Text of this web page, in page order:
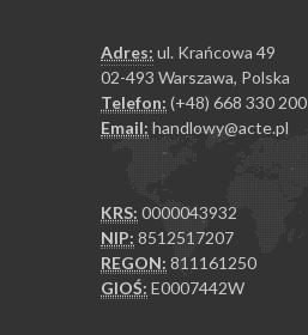
Adres: ul. Krańcowa 49
02-493 Warszawa, Polska
Telefon: (+48) 668 330 200
Email: handlowy@acte.pl
KRS: 0000043932
NIP: 8512517207
REGON: 811161250
GIOŚ: E0007442W